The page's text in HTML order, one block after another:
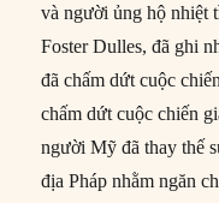
và người ủng hộ nhiệt
Foster Dulles, đã ghi
đã chấm dứt cuộc
chấm dứt cuộc chiến
người Mỹ đã thay thế
địa Pháp nhằm ngăn